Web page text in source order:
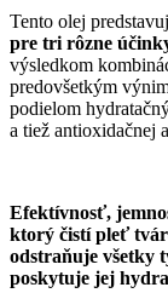
Tento olej
pre tri rôzne
výsledkom
predovšetkým
podielom
a tiež antioxidačnej
Efektívnosť,
ktorý čistí pleť
odstraňuje všetky
poskytuje jej